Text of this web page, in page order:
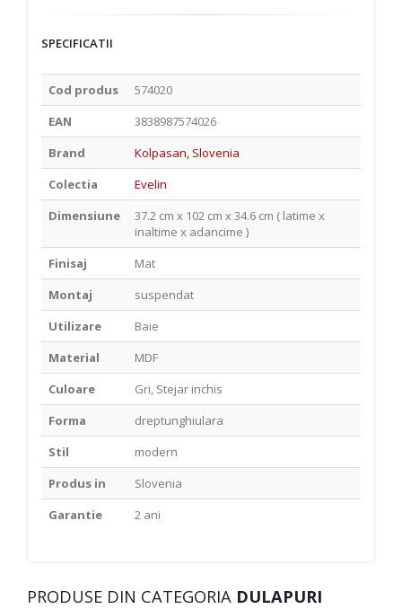
SPECIFICATII
Cod produs
574020
EAN
3838987574026
Brand
Kolpasan, Slovenia
Colectia
Evelin
Dimensiune
37.2 cm x 102 cm x 34.6 cm ( latime x
inaltime x adancime )
Finisaj
Mat
Montaj
suspendat
Utilizare
Baie
Material
MDF
Culoare
Gri, Stejar inchis
Forma
dreptunghiulara
Stil
modern
Produs in
Slovenia
Garantie
2 ani
PRODUSE DIN CATEGORIA DULAPURI